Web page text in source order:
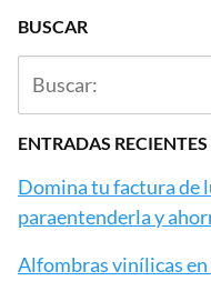
BUSCAR
ENTRADAS RECIENTES
Domina tu factura de
paraentenderla y
Alfombras vinílicas